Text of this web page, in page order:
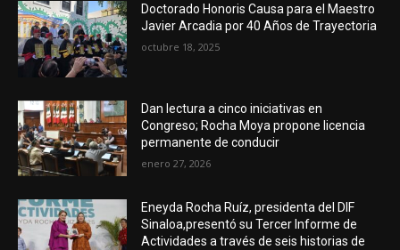
Doctorado Honoris Causa para el Maestro
Javier Arcadia por 40 Años de Trayectoria
octubre 18, 2025
Dan lectura a cinco iniciativas en
Congreso; Rocha Moya propone licencia
permanente de conducir
enero 27, 2026
Eneyda Rocha Ruíz, presidenta del DIF
Sinaloa,presentó su Tercer Informe de
Actividades a través de seis historias de